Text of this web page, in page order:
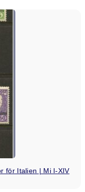
för Italien | Mi I-XIV